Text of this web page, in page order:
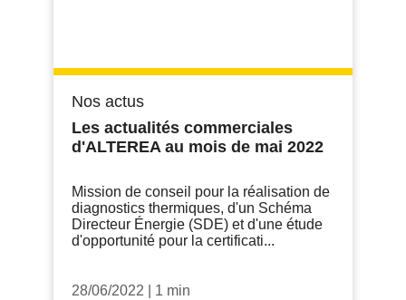
Nos actus
Les actualités commerciales
d'ALTEREA au mois de mai 2022
Mission de conseil pour la réalisation de
diagnostics thermiques, d'un Schéma
Directeur Énergie (SDE) et d'une étude
d'opportunité pour la certificati...
28/06/2022 1 min